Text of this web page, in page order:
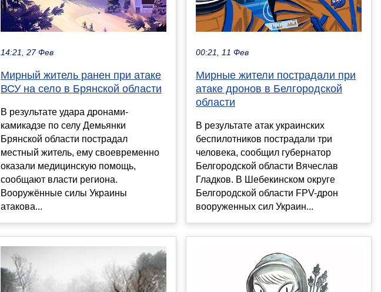
14:21, 27 Фев
Мирный житель ранен при атаке
ВСУ на село в Брянской области
В результате удара дронами-
камикадзе по селу Демьянки
Брянской области пострадал
местный житель, ему своевременно
оказали медицинскую помощь,
сообщают власти региона.
Вооружённые силы Украины
атакова...
00:21, 11 Фев
Мирные жители пострадали при
атаке дронов в Белгородской
области
В результате атак украинских
беспилотников пострадали три
человека, сообщил губернатор
Белгородской области Вячеслав
Гладков. В Шебекинском округе
Белгородской области FPV-дрон
вооруженных сил Украин...